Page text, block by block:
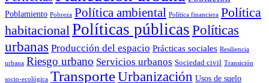
Poblamiento Pobreza Política ambiental Política financiera Política
habitacionalPolíticas públicasPolíticas
urbanas Producción del espacio Prácticas sociales Resiliencia
urbana Riesgo urbano Servicios urbanos Sociedad civil Transición
socio-ecológica TransporteUrbanización Usos de suelo